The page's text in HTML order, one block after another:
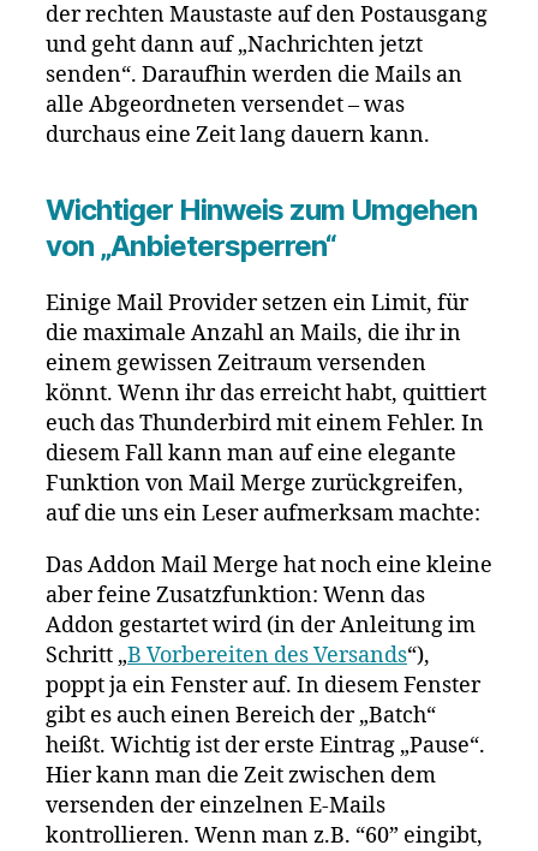
der rechten Maustaste auf den Postausgang
und geht dann auf „Nachrichten jetzt
senden“. Daraufhin werden die Mails an
alle Abgeordneten versendet – was
durchaus eine Zeit lang dauern kann.
Wichtiger Hinweis zum Umgehen
von „Anbietersperren“
Einige Mail Provider setzen ein Limit, für
die maximale Anzahl an Mails, die ihr in
einem gewissen Zeitraum versenden
könnt. Wenn ihr das erreicht habt, quittiert
euch das Thunderbird mit einem Fehler. In
diesem Fall kann man auf eine elegante
Funktion von Mail Merge zurückgreifen,
auf die uns ein Leser aufmerksam machte:
Das Addon Mail Merge hat noch eine kleine
aber feine Zusatzfunktion: Wenn das
Addon gestartet wird (in der Anleitung im
Schritt „B Vorbereiten des Versands“),
poppt ja ein Fenster auf. In diesem Fenster
gibt es auch einen Bereich der „Batch“
heißt. Wichtig ist der erste Eintrag „Pause“.
Hier kann man die Zeit zwischen dem
versenden der einzelnen E-Mails
kontrollieren. Wenn man z.B. “60” eingibt,